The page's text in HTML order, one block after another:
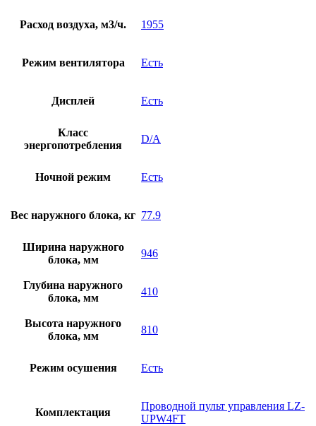
Расход воздуха, м3/ч. 1955
Режим вентилятора Есть
Дисплей Есть
Класс
энергопотребления
D/A
Ночной режим Есть
Вес наружного блока, кг 77.9
Ширина наружного
блока, мм
946
Глубина наружного
блока, мм
410
Высота наружного
блока, мм
810
Режим осушения Есть
Комплектация
Проводной пульт управления LZ-
UPW4FT